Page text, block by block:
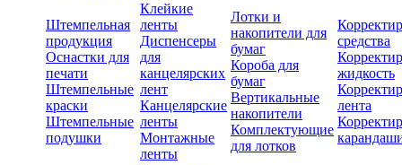
Штемпельная
продукция
Оснастки для
печати
Штемпельные
краски
Штемпельные
подушки
Клейкие
ленты
Диспенсеры
для
канцелярских
лент
Канцелярские
ленты
Монтажные
ленты
Лотки и
накопители для
бумаг
Короба для
бумаг
Вертикальные
накопители
Комплектующие
для лотков
средства
жидкость
лента